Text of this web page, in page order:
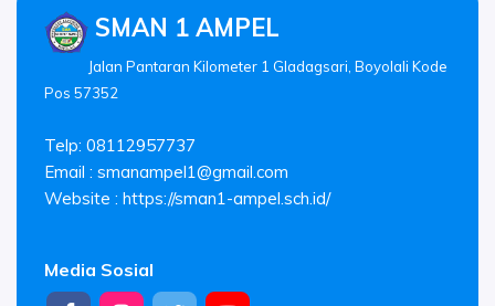
SMAN 1 AMPEL
Jalan Pantaran Kilometer 1 Gladagsari, Boyolali Kode
Pos 57352
Telp: 08112957737
Email : smanampel1@gmail.com
Website : https://sman1-ampel.sch.id/
Media Sosial